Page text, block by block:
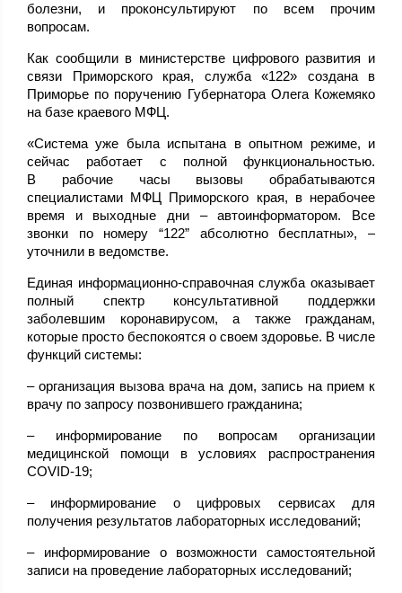
болезни, и проконсультируют по всем прочим
вопросам.
Как сообщили в министерстве цифрового развития и
связи Приморского края, служба «122» создана в
Приморье по поручению Губернатора Олега Кожемяко
на базе краевого МФЦ.
«Система уже была испытана в опытном режиме, и
сейчас работает с полной функциональностью.
В рабочие часы вызовы обрабатываются
специалистами МФЦ Приморского края, в нерабочее
время и выходные дни – автоинформатором. Все
звонки по номеру “122” абсолютно бесплатны», –
уточнили в ведомстве.
Единая информационно-справочная служба оказывает
полный спектр консультативной поддержки
заболевшим коронавирусом, а также гражданам,
которые просто беспокоятся о своем здоровье. В числе
функций системы:
– организация вызова врача на дом, запись на прием к
врачу по запросу позвонившего гражданина;
– информирование по вопросам организации
медицинской помощи в условиях распространения
COVID-19;
– информирование о цифровых сервисах для
получения результатов лабораторных исследований;
– информирование о возможности самостоятельной
записи на проведение лабораторных исследований;